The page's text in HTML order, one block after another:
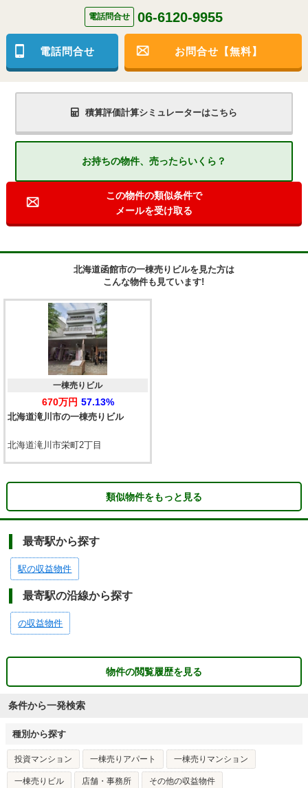
電話問合せ 06-6120-9955
電話問合せ お問合せ【無料】
積算評価計算シミュレーターはこちら
お持ちの物件、売ったらいくら？
この物件の類似条件で
メールを受け取る
北海道函館市の一棟売りビルを見た方は
こんな物件も見ています!
北海道滝川市の一棟売りビル
一棟売りビル
670万円 57.13%
北海道滝川市栄町2丁目
類似物件をもっと見る
最寄駅から探す
駅の収益物件
最寄駅の沿線から探す
の収益物件
物件の閲覧履歴を見る
条件から一発検索
種別から探す
投資マンション 一棟売りアパート 一棟売りマンション
一棟売りビル 店舗・事務所 その他の収益物件